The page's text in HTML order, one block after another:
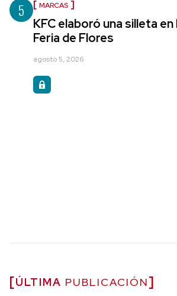
5 MARCAS
KFC elaboró una silleta en
Feria de Flores
agosto 5, 2026
ÚLTIMA PUBLICACIÓN